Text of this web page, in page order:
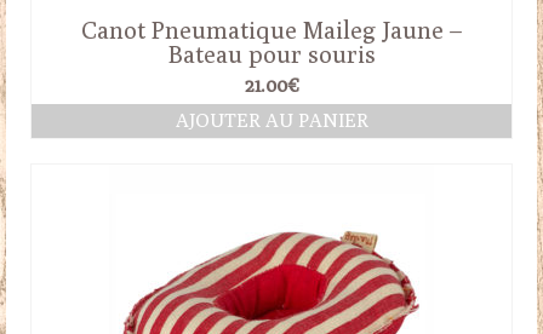
Canot Pneumatique Maileg Jaune –
Bateau pour souris
21.00€
AJOUTER AU PANIER